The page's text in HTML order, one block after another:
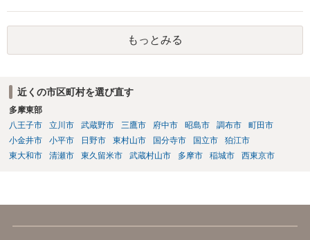
すのが通例です。 なお、信用情報において三井住友カード株式会社が
債権者として表示されていればそこへ送るのが正解だとは思います
が、同社が貸付や立替によって取得した債権は完全子会社であるSMB
Cコンシューマーファイナンス株式会社が保有・管理していることが通
もっとみる
近くの市区町村を選び直す
多摩東部
八王子市
立川市 武蔵野市 三鷹市 府中市 昭島市 調布市
町田市
小金井市
小平市 日野市 東村山市 国分寺市 国立市
狛江市
東大和市
清瀬市 東久留米市 武蔵村山市 多摩市 稲城市 西東京市